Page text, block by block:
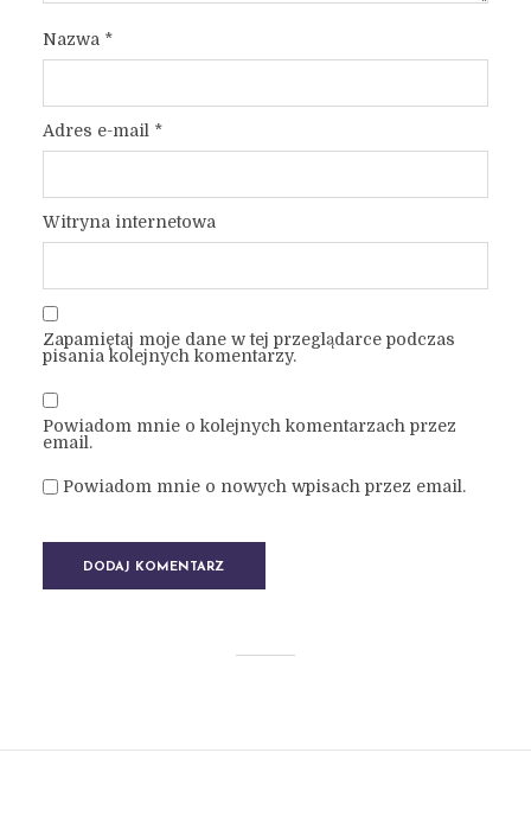
Nazwa *
Adres e-mail *
Witryna internetowa
Zapamiętaj moje dane w tej przeglądarce podczas
pisania kolejnych komentarzy.
Powiadom mnie o kolejnych komentarzach przez
email.
Powiadom mnie o nowych wpisach przez email.